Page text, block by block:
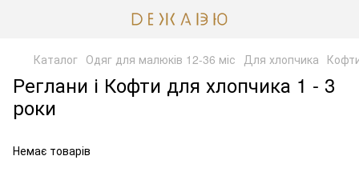
Каталог Одяг для малюків 12-36 міс Для хлопчика
Реглани і Кофти для хлопчика 1 - 3
роки
Немає товарів